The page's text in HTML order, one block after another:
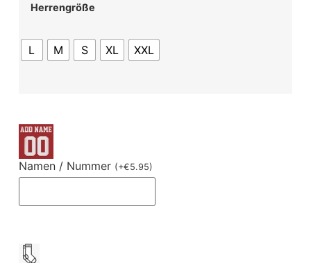
Herrengröße
L M S XL XXL
Namen / Nummer (+€5.95)